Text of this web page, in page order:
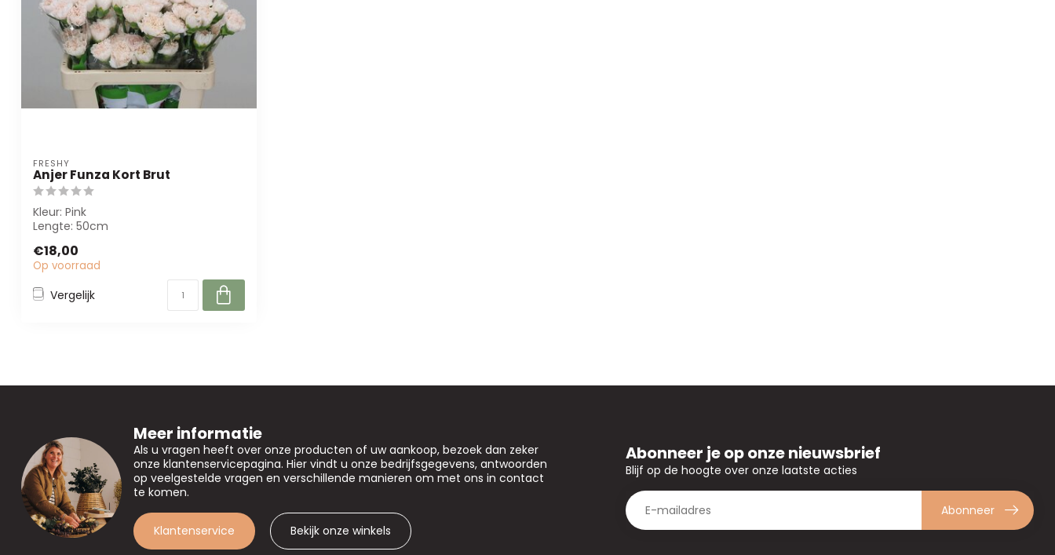
FRESHY
Anjer Funza Kort Brut
Kleur: Pink
Lengte: 50cm
€18,00
Op voorraad
Vergelijk
Meer informatie
Als u vragen heeft over onze producten of uw aankoop, bezoek dan zeker
onze klantenservicepagina. Hier vindt u onze bedrijfsgegevens, antwoorden
op veelgestelde vragen en verschillende manieren om met ons in contact
te komen.
Klantenservice Bekijk onze winkels
Abonneer je op onze nieuwsbrief
Blijf op de hoogte over onze laatste acties
Abonneer